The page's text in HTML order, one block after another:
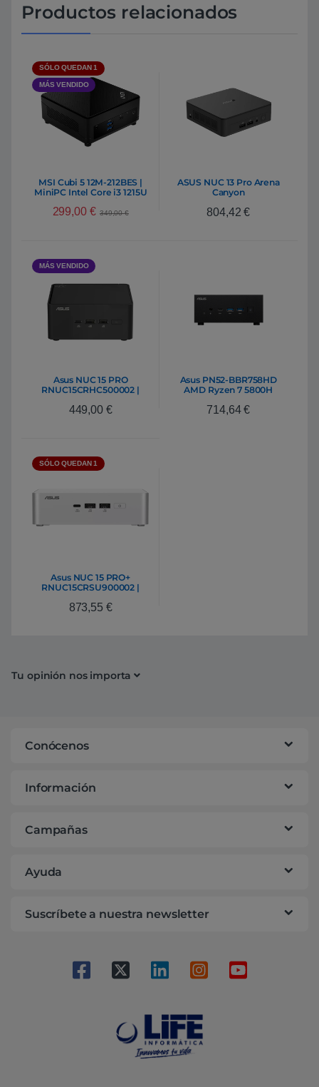
Productos relacionados
SÓLO QUEDAN 1
MÁS VENDIDO
MSI Cubi 5 12M-212BES |
MiniPC Intel Core i3 1215U
299,00 € 349,00€
ASUS NUC 13 Pro Arena
Canyon
Pc Intel Core i7-1360P
804,42€
MÁS VENDIDO
Asus NUC 15 PRO
RNUC15CRHC500002 |
449,00 €
Asus PN52-BBR758HD
AMD Ryzen 7 5800H
714,64€
SÓLO QUEDAN 1
Asus NUC 15 PRO+
RNUC15CRSU900002 |
873,55 €
Tu opinión nos importa
Conócenos
Información
Campañas
Ayuda
Suscríbete a nuestra newsletter